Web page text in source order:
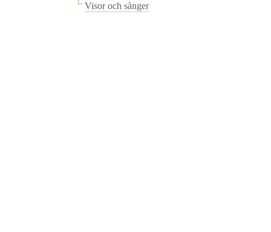
Visor och sånger